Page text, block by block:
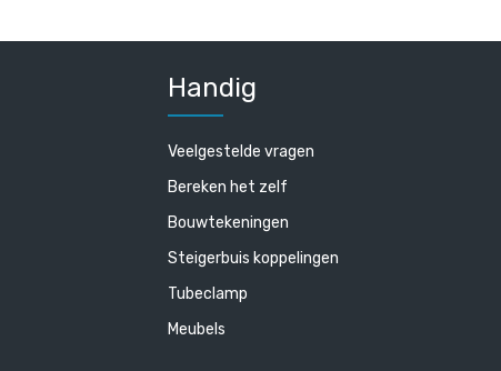
Handig
Veelgestelde vragen
Bereken het zelf
Bouwtekeningen
Steigerbuis koppelingen
Tubeclamp
Meubels